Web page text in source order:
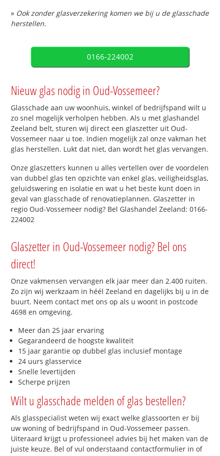
» Ook zonder glasverzekering komen we bij u de glasschade
herstellen.
0166-224002
Nieuw glas nodig in Oud-Vossemeer?
Glasschade aan uw woonhuis, winkel of bedrijfspand wilt u
zo snel mogelijk verholpen hebben. Als u met glashandel
Zeeland belt, sturen wij direct een glaszetter uit Oud-
Vossemeer naar u toe. Indien mogelijk zal onze vakman het
glas herstellen. Lukt dat niet, dan wordt het glas vervangen.
Onze glaszetters kunnen u alles vertellen over de voordelen
van dubbel glas ten opzichte van enkel glas, veiligheidsglas,
geluidswering en isolatie en wat u het beste kunt doen in
geval van glasschade of renovatieplannen. Glaszetter in
regio Oud-Vossemeer nodig? Bel Glashandel Zeeland: 0166-
224002
Glaszetter in Oud-Vossemeer nodig? Bel ons
direct!
Onze vakmensen vervangen elk jaar meer dan 2.400 ruiten.
Zo zijn wij werkzaam in héél Zeeland en dagelijks bij u in de
buurt. Neem contact met ons op als u woont in postcode
4698 en omgeving.
Meer dan 25 jaar ervaring
Gegarandeerd de hoogste kwaliteit
15 jaar garantie op dubbel glas inclusief montage
24 uurs glasservice
Snelle levertijden
Scherpe prijzen
Wilt u glasschade melden of glas bestellen?
Als glasspecialist weten wij exact welke glassoorten er bij
uw woning of bedrijfspand in Oud-Vossemeer passen.
Uiteraard krijgt u professioneel advies bij het maken van de
juiste keuze. Bel of vul onderstaand contactformulier in of